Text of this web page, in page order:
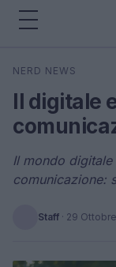
Cerca
NERD NEWS
Il digitale
Il mondo
comunicazione:
Staff · 29